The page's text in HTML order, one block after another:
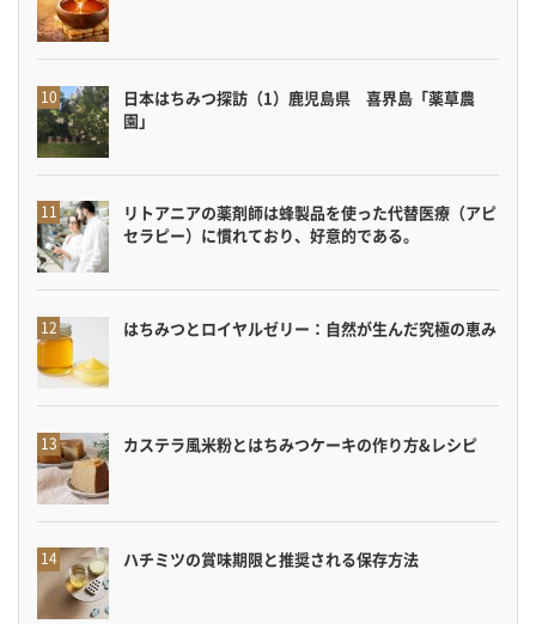
日本はちみつ探訪（1）鹿児島県 喜界島「薬草農
園」
リトアニアの薬剤師は蜂製品を使った代替医療（アピ
セラピー）に慣れており、好意的である。
はちみつとロイヤルゼリー：自然が生んだ究極の恵み
カステラ風米粉とはちみつケーキの作り方&レシピ
ハチミツの賞味期限と推奨される保存方法